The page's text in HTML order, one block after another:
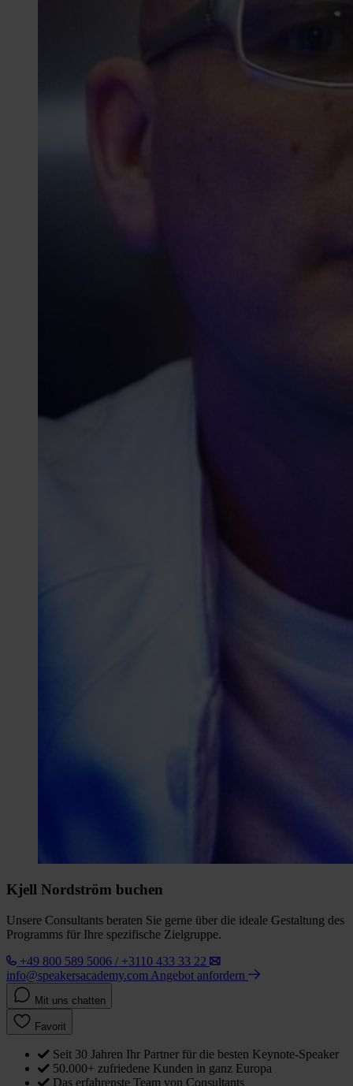
Kjell Nordström buchen
Unsere Consultants beraten Sie gerne über die ideale Gestaltung des
Programms für Ihre spezifische Zielgruppe.
+49 800 589 5006 / +3110 433 33 22
info@speakersacademy.com Angebot anfordern
Mit uns chatten
Favorit
Seit 30 Jahren Ihr Partner für die besten Keynote-Speaker
50.000+ zufriedene Kunden in ganz Europa
Das erfahrenste Team von Consultants